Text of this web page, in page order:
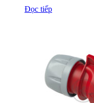
Đọc tiếp